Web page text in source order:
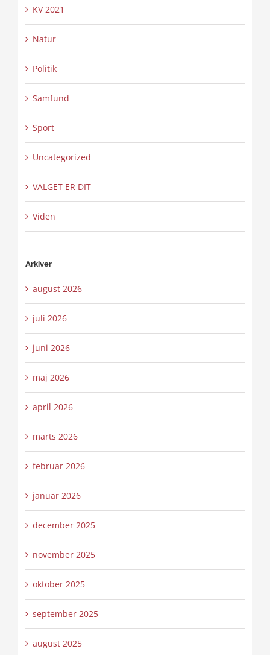
KV 2021
Natur
Politik
Samfund
Sport
Uncategorized
VALGET ER DIT
Viden
Arkiver
august 2026
juli 2026
juni 2026
maj 2026
april 2026
marts 2026
februar 2026
januar 2026
december 2025
november 2025
oktober 2025
september 2025
august 2025